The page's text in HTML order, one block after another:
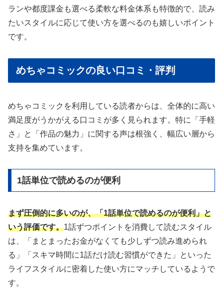
ランや都度課金も選べる柔軟な料金体系も特徴的で、読み
たいスタイルに応じて使い方を選べるのも嬉しいポイント
です。
めちゃコミックの良い口コミ・評判
めちゃコミックを利用している読者からは、全体的に高い
満足度がうかがえる口コミが多く見られます。特に「手軽
さ」と「作品の魅力」に関する声は根強く、幅広い層から
支持を集めています。
1話単位で読めるのが便利
まず圧倒的に多いのが、「1話単位で読めるのが便利」と
いう評価です。1話ずつポイントを消費して読むスタイル
は、「まとまったお金がなくても少しずつ読み進められ
る」「スキマ時間に1話だけ読む習慣ができた」といった
ライフスタイルに密着した使い方にマッチしているようで
す。